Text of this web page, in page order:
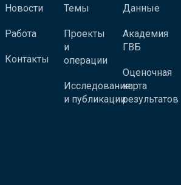
Новости
Работа
Контакты
Темы
Проекты
и
операции
Исследования
и публикации
Данные
Академия
ГВБ
Оценочная
карта
результатов